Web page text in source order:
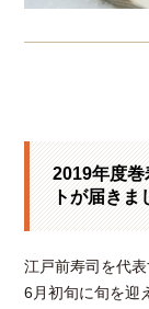
2019年度巻
トが届きま
江戸前寿司を代
6月初旬に旬を迎